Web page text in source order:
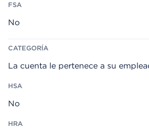
No
La cuenta le pertenece a su
No